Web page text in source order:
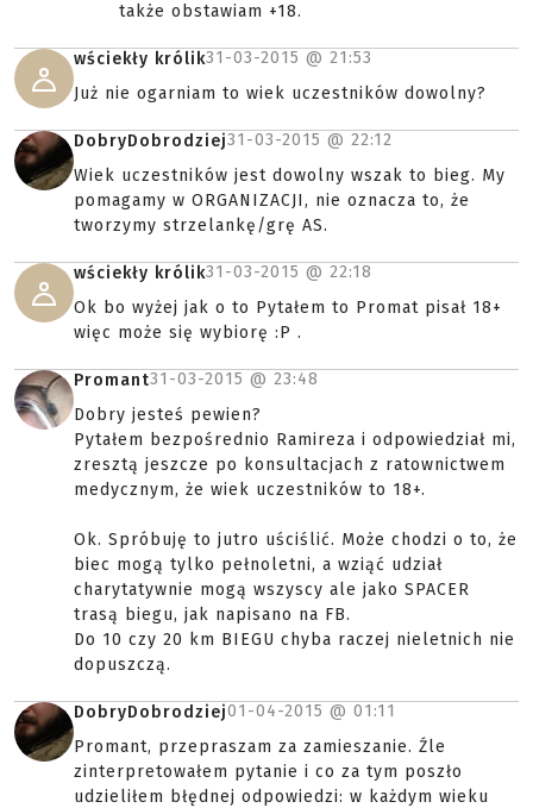
także obstawiam +18.
wściekły królik31-03-2015 @ 21:53
Już nie ogarniam to wiek uczestników dowolny?
DobryDobrodziej31-03-2015 @ 22:12
Wiek uczestników jest dowolny wszak to bieg. My
pomagamy w ORGANIZACJI, nie oznacza to, że
tworzymy strzelankę/grę AS.
wściekły królik31-03-2015 @ 22:18
Ok bo wyżej jak o to Pytałem to Promat pisał 18+
więc może się wybiorę :P .
Promant31-03-2015 @ 23:48
Dobry jesteś pewien?
Pytałem bezpośrednio Ramireza i odpowiedział mi,
zresztą jeszcze po konsultacjach z ratownictwem
medycznym, że wiek uczestników to 18+.
Ok. Spróbuję to jutro uściślić. Może chodzi o to, że
biec mogą tylko pełnoletni, a wziąć udział
charytatywnie mogą wszyscy ale jako SPACER
trasą biegu, jak napisano na FB.
Do 10 czy 20 km BIEGU chyba raczej nieletnich nie
dopuszczą.
DobryDobrodziej01-04-2015 @ 01:11
Promant, przepraszam za zamieszanie. Źle
zinterpretowałem pytanie i co za tym poszło
udzieliłem błędnej odpowiedzi: w każdym wieku